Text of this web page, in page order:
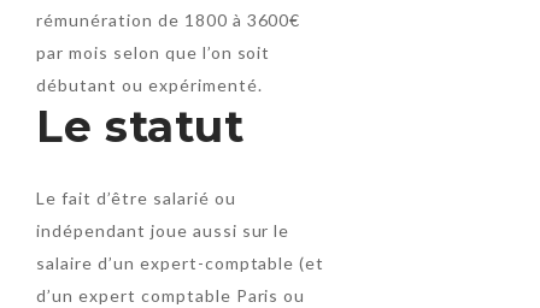
rémunération de 1800 à 3600€
par mois selon que l’on soit
débutant ou expérimenté.
Le statut
Le fait d’être salarié ou
indépendant joue aussi sur le
salaire d’un expert-comptable (et
d’un expert comptable Paris ou